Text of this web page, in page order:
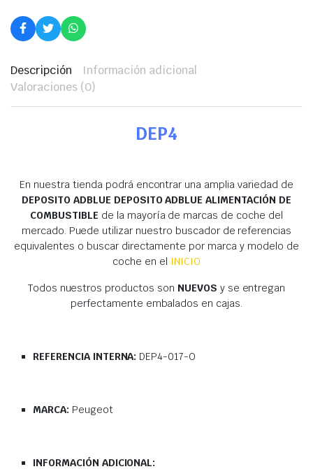
Descripción
Información adicional
Valoraciones (0)
DEP4
En nuestra tienda podrá encontrar una amplia variedad de
DEPOSITO ADBLUE DEPOSITO ADBLUE ALIMENTACIÓN DE
COMBUSTIBLE de la mayoría de marcas de coche del
mercado. Puede utilizar nuestro buscador de referencias
equivalentes o buscar directamente por marca y modelo de
coche en el INICIO
Todos nuestros productos son NUEVOS y se entregan
perfectamente embalados en cajas.
REFERENCIA INTERNA: DEP4-017-O
MARCA: Peugeot
INFORMACIÓN ADICIONAL: